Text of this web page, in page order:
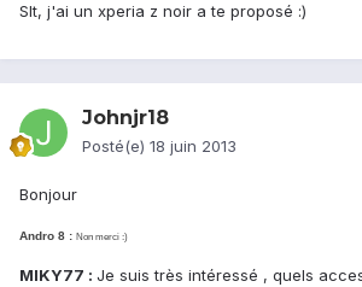
Slt, j'ai un xperia z noir a te proposé :)
Johnjr18
Posté(e) 18 juin 2013
Bonjour
Andro 8 : Non merci :)
MIKY77 : Je suis très intéressé , quels